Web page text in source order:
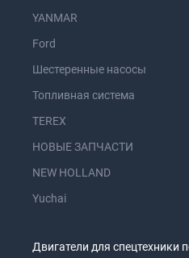
YANMAR
Ford
Шестеренные насосы
Топливная система
TEREX
НОВЫЕ ЗАПЧАСТИ
NEW HOLLAND
Yuchai
Двигатели для спецтехники